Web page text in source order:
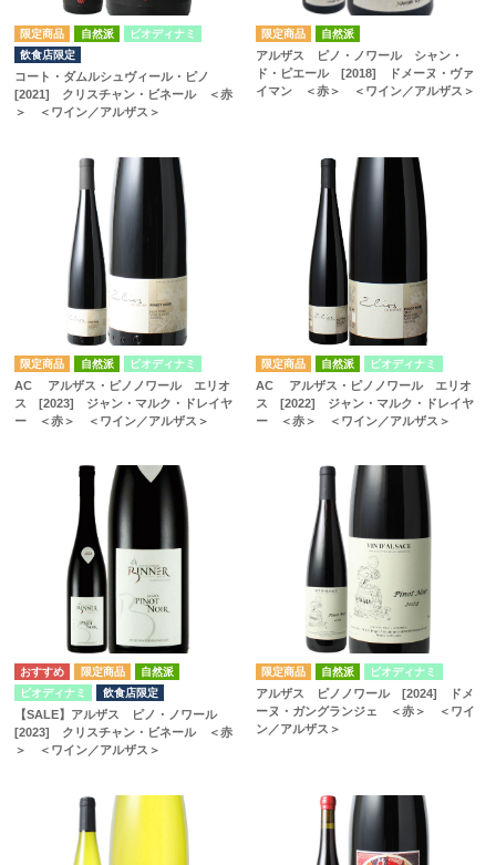
自然派
ビオディナミ
飲食店限定
コート・ダムルシュヴィール・ピノ
[2021] クリスチャン・ビネール ＜赤
＞ ＜ワイン／アルザス＞
自然派
アルザス ピノ・ノワール シャン・
ド・ピエール [2018] ドメーヌ・ヴァ
イマン ＜赤＞ ＜ワイン／アルザス＞
自然派 ビオディナミ
AC アルザス・ピノノワール エリオ
ス [2023] ジャン・マルク・ドレイヤ
ー ＜赤＞ ＜ワイン／アルザス＞
自然派 ビオディナミ
AC アルザス・ピノノワール エリオ
ス [2022] ジャン・マルク・ドレイヤ
ー ＜赤＞ ＜ワイン／アルザス＞
自然派
ビオディナミ
飲食店限定
【SALE】アルザス ピノ・ノワール
[2023] クリスチャン・ビネール ＜赤
＞ ＜ワイン／アルザス＞
自然派 ビオディナミ
アルザス ピノノワール [2024] ドメ
ーヌ・ガングランジェ ＜赤＞ ＜ワイ
ン／アルザス＞